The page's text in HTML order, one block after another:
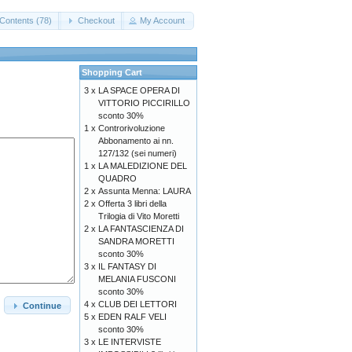
(78) Checkout My Account
Continue
Shopping Cart
3 x LA SPACE OPERA DI
VITTORIO PICCIRILLO
sconto 30%
1 x Controrivoluzione
Abbonamento ai nn.
127/132 (sei numeri)
1 x LA MALEDIZIONE DEL
QUADRO
2 x Assunta Menna: LAURA
2 x Offerta 3 libri della
Trilogia di Vito Moretti
2 x LA FANTASCIENZA DI
SANDRA MORETTI
sconto 30%
3 x IL FANTASY DI
MELANIA FUSCONI
sconto 30%
4 x CLUB DEI LETTORI
5 x EDEN RALF VELI
sconto 30%
3 x LE INTERVISTE